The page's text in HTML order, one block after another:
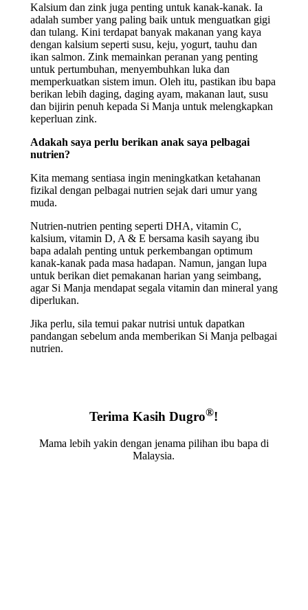
Kalsium dan zink juga penting untuk kanak-kanak. Ia
adalah sumber yang paling baik untuk menguatkan gigi
dan tulang. Kini terdapat banyak makanan yang kaya
dengan kalsium seperti susu, keju, yogurt, tauhu dan
ikan salmon. Zink memainkan peranan yang penting
untuk pertumbuhan, menyembuhkan luka dan
memperkuatkan sistem imun. Oleh itu, pastikan ibu bapa
berikan lebih daging, daging ayam, makanan laut, susu
dan bijirin penuh kepada Si Manja untuk melengkapkan
keperluan zink.
Adakah saya perlu berikan anak saya pelbagai
nutrien?
Kita memang sentiasa ingin meningkatkan ketahanan
fizikal dengan pelbagai nutrien sejak dari umur yang
muda.
Nutrien-nutrien penting seperti DHA, vitamin C,
kalsium, vitamin D, A & E bersama kasih sayang ibu
bapa adalah penting untuk perkembangan optimum
kanak-kanak pada masa hadapan. Namun, jangan lupa
untuk berikan diet pemakanan harian yang seimbang,
agar Si Manja mendapat segala vitamin dan mineral yang
diperlukan.
Jika perlu, sila temui pakar nutrisi untuk dapatkan
pandangan sebelum anda memberikan Si Manja pelbagai
nutrien.
Terima Kasih Dugro®!
Mama lebih yakin dengan jenama pilihan ibu bapa di
Malaysia.